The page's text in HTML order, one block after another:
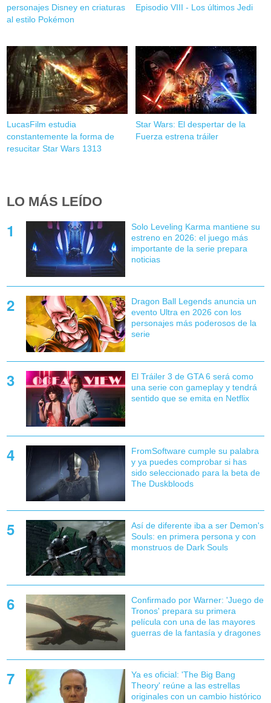
personajes Disney en criaturas
al estilo Pokémon
Episodio VIII - Los últimos Jedi
LucasFilm estudia
constantemente la forma de
resucitar Star Wars 1313
Star Wars: El despertar de la
Fuerza estrena tráiler
LO MÁS LEÍDO
Solo Leveling Karma mantiene su
estreno en 2026: el juego más
importante de la serie prepara
noticias
Dragon Ball Legends anuncia un
evento Ultra en 2026 con los
personajes más poderosos de la
serie
El Tráiler 3 de GTA 6 será como
una serie con gameplay y tendrá
sentido que se emita en Netflix
FromSoftware cumple su palabra
y ya puedes comprobar si has
sido seleccionado para la beta de
The Duskbloods
Así de diferente iba a ser Demon's
Souls: en primera persona y con
monstruos de Dark Souls
Confirmado por Warner: 'Juego de
Tronos' prepara su primera
película con una de las mayores
guerras de la fantasía y dragones
Ya es oficial: 'The Big Bang
Theory' reúne a las estrellas
originales con un cambio histórico